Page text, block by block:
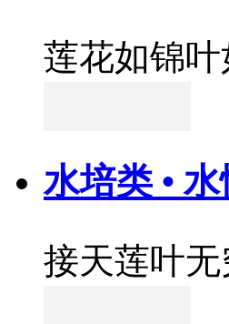
莲花如锦
水培类 •
接天莲叶